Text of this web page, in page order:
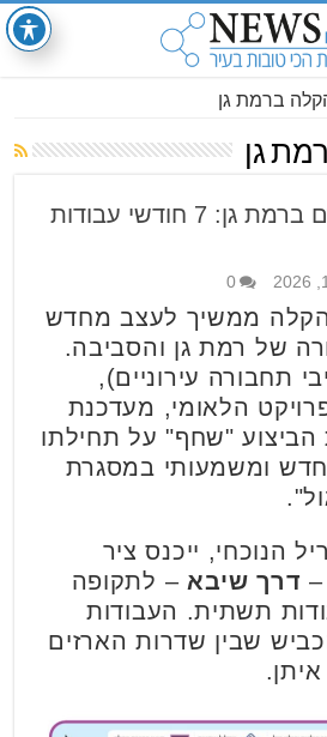
ברמת גן
גן
הקו הסגול מתקדם ברמת גן: 7 חודשי עבודות
0
ממשיך לעצב מחדש
של רמת גן והסביבה.
תחבורה עירוניים),
הלאומי, מעדכנת
"שחף" על תחילתו
ומשמעותי במסגרת
הנוכחי, ייכנס ציר
– דרך שיבא – לתקופה
תשתית. העבודות
שבין שדרות הארזים